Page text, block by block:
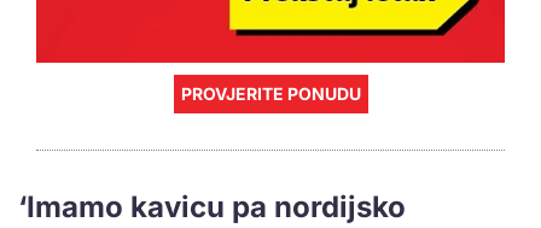
PROVJERITE PONUDU
‘Imamo kavicu pa nordijsko